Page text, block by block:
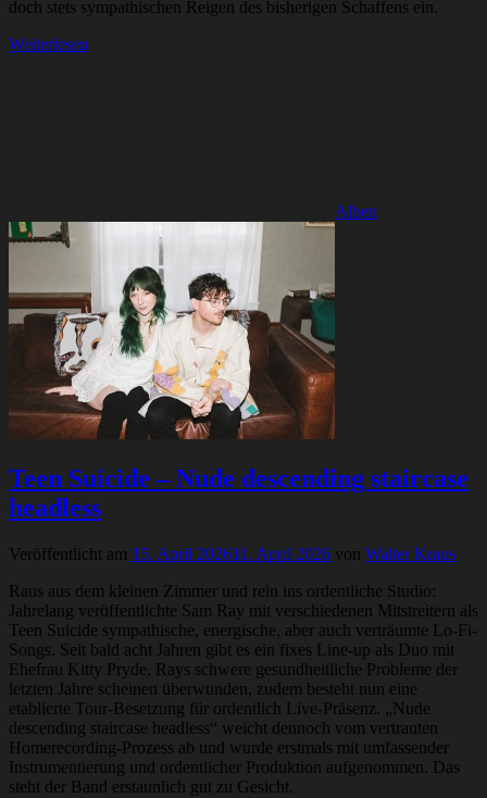
doch stets sympathischen Reigen des bisherigen Schaffens ein.
Weiterlesen
Alben
Teen Suicide – Nude descending staircase
headless
Veröffentlicht am 15. April 202611. April 2026 von Walter Kraus
Raus aus dem kleinen Zimmer und rein ins ordentliche Studio:
Jahrelang veröffentlichte Sam Ray mit verschiedenen Mitstreitern als
Teen Suicide sympathische, energische, aber auch verträumte Lo-Fi-
Songs. Seit bald acht Jahren gibt es ein fixes Line-up als Duo mit
Ehefrau Kitty Pryde, Rays schwere gesundheitliche Probleme der
letzten Jahre scheinen überwunden, zudem besteht nun eine
etablierte Tour-Besetzung für ordentlich Live-Präsenz. „Nude
descending staircase headless“ weicht dennoch vom vertrauten
Homerecording-Prozess ab und wurde erstmals mit umfassender
Instrumentierung und ordentlicher Produktion aufgenommen. Das
steht der Band erstaunlich gut zu Gesicht.